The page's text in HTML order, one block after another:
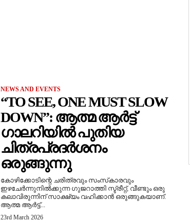
NEWS AND EVENTS
“TO SEE, ONE MUST SLOW
DOWN”: ആത്മ ആർട്ട്
ഗാലറിയിൽ പുതിയ
ചിത്രപ്രദർശനം
ഒരുങ്ങുന്നു
കോഴിക്കോടിന്റെ ചരിത്രവും സംസ്‌കാരവും
ഇഴചേർന്നുനിൽക്കുന്ന ഗുജറാത്തി സ്ട്രീറ്റ്, വീണ്ടും ഒരു
കലാവിരുന്നിന് സാക്ഷ്യം വഹിക്കാൻ ഒരുങ്ങുകയാണ്.
ആത്മ ആർട്ട്...
23rd March 2026